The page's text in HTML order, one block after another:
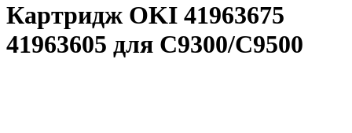
Картридж OKI 41963675
41963605 для C9300/C9500